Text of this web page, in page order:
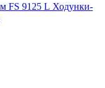
Ходунки-